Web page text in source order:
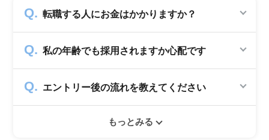
転職する人にお金はかかりますか？
していますので、転職希望者の方からは費用は
一切発生致しません。
私の年齢でも採用されますか心配です
業のみ掲載をしています。60代・70代以上の
就職実績も多数ありますので年齢に気負いせず
ぜひ紹介依頼へ進んでください。
エントリー後の流れを教えてください
ーとヒアリングのお時間を頂きます。その後希
もっとみる